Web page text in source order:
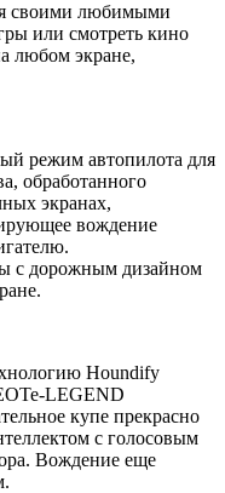
своими любимыми
или смотреть кино
любом экране,
режим автопилота для
обработанного
экранах,
вождение
с дорожным дизайном
Houndify
LEGEND
купе прекрасно
с голосовым
Вождение еще